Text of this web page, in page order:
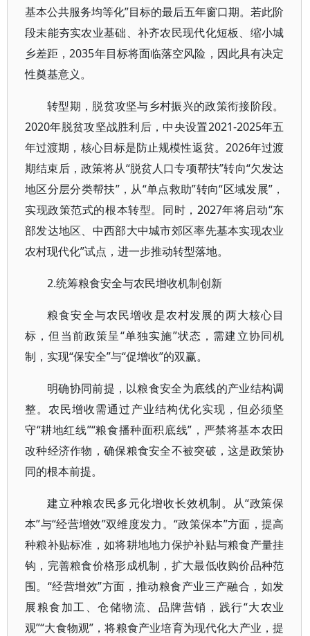
基本公共服务均等化”目标的最后五年窗口期。若此阶
段未能夯实农业基础、补齐农民现代化短板、缩小城
乡差距，2035年目标将面临落空风险，因此具有决定
性奠基意义。
转型期，脱贫攻坚与乡村振兴的政策衔接阶段。
2020年脱贫攻坚战胜利后，中央设置2021-2025年五
年过渡期，核心目标是防止规模性返贫。2026年过渡
期结束后，政策将从“脱贫人口专项帮扶”转向“欠发达
地区分层分类帮扶”，从“单点救助”转向“区域发展”，
实现政策范式的根本转型。同时，2027年将启动“东
部发达地区、中西部大中城市郊区率先基本实现农业
农村现代化”试点，进一步推动转型落地。
2.统筹粮食安全与农民增收机制创新
粮食安全与农民增收是农村发展的两大核心目
标，但当前政策呈“单独实施”状态，需建立协同机
制，实现“保安全”与“促增收”的双赢。
明确协同前提，以粮食安全为底线的产业结构调
整。农民增收需通过产业结构优化实现，但必须坚
守“耕地红线”“粮食播种面积底线”，严禁将基本农田
改种经济作物，确保粮食安全不被突破，这是政策协
同的根本前提。
建立种粮农民多元化增收长效机制。从“政策保
本”与“经营增效”双维度发力。“政策保本”方面，提高
种粮补贴标准，如将耕地地力保护补贴与粮食产量挂
钩，完善粮食价格形成机制，扩大最低收购价品种范
围。“经营增效”方面，推动粮食产业三产融合，如发
展粮食加工、仓储物流、品牌营销，践行“大农业
观”“大食物观”，将粮食产业培育为现代化大产业，提